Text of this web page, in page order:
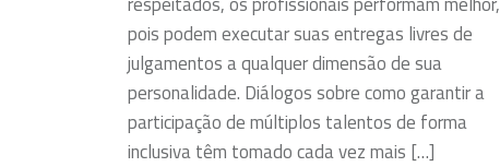
pois podem executar suas entregas livres de
julgamentos a qualquer dimensão de sua
personalidade. Diálogos sobre como garantir a
participação de múltiplos talentos de forma
inclusiva têm tomado cada vez mais […]